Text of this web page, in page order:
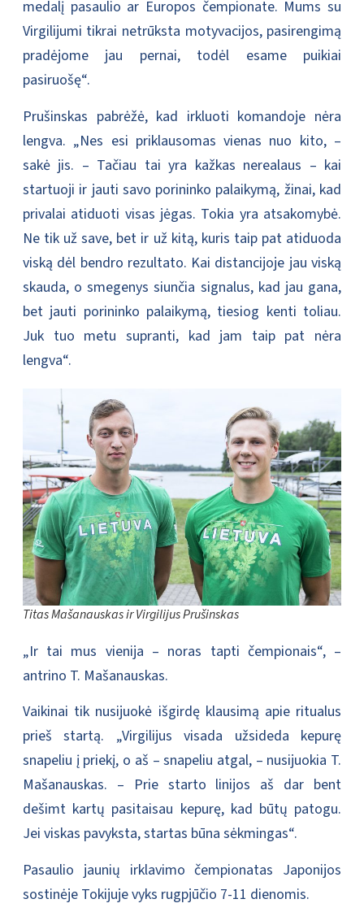
medalį pasaulio ar Europos čempionate. Mums su
Virgilijumi tikrai netrūksta motyvacijos, pasirengimą
pradėjome jau pernai, todėl esame puikiai
pasiruošę“.
Prušinskas pabrėžė, kad irkluoti komandoje nėra
lengva. „Nes esi priklausomas vienas nuo kito, –
sakė jis. – Tačiau tai yra kažkas nerealaus – kai
startuoji ir jauti savo porininko palaikymą, žinai, kad
privalai atiduoti visas jėgas. Tokia yra atsakomybė.
Ne tik už save, bet ir už kitą, kuris taip pat atiduoda
viską dėl bendro rezultato. Kai distancijoje jau viską
skauda, o smegenys siunčia signalus, kad jau gana,
bet jauti porininko palaikymą, tiesiog kenti toliau.
Juk tuo metu supranti, kad jam taip pat nėra
lengva“.
Titas Mašanauskas ir Virgilijus Prušinskas
„Ir tai mus vienija – noras tapti čempionais“, –
antrino T. Mašanauskas.
Vaikinai tik nusijuokė išgirdę klausimą apie ritualus
prieš startą. „Virgilijus visada užsideda kepurę
snapeliu į priekį, o aš – snapeliu atgal, – nusijuokia T.
Mašanauskas. – Prie starto linijos aš dar bent
dešimt kartų pasitaisau kepurę, kad būtų patogu.
Jei viskas pavyksta, startas būna sėkmingas“.
Pasaulio jaunių irklavimo čempionatas Japonijos
sostinėje Tokijuje vyks rugpjūčio 7-11 dienomis.